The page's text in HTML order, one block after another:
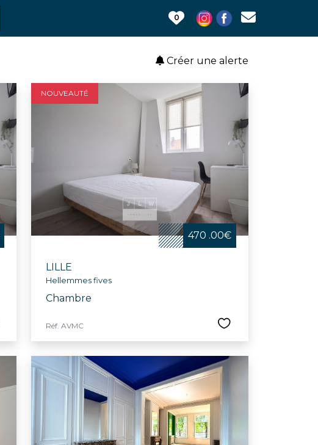
0
Créer une alerte
NOUVEAUTÉ
470 .00€
LILLE
Hellemmes fives
Chambre
Réf. AVMC